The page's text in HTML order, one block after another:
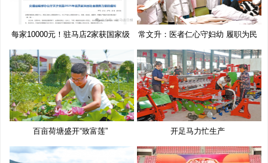
每家10000元！驻马店2家获国家级
常文升：医者仁心守妇幼 履职为民
百亩荷塘盛开“致富莲” 开足马力忙生产